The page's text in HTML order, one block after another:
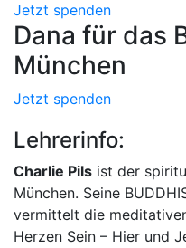
Jetzt spenden
Dana für das
München
Jetzt spenden
Lehrerinfo:
Charlie Pils ist der
München. Seine
vermittelt die
Herzen Sein – Hier und